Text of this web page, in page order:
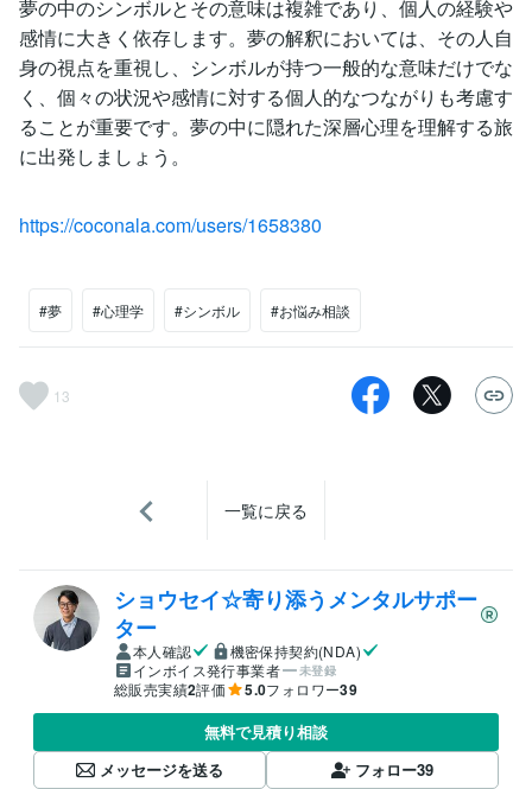
夢の中のシンボルとその意味は複雑であり、個人の経験や
感情に大きく依存します。夢の解釈においては、その人自
身の視点を重視し、シンボルが持つ一般的な意味だけでな
く、個々の状況や感情に対する個人的なつながりも考慮す
ることが重要です。夢の中に隠れた深層心理を理解する旅
に出発しましょう。
https://coconala.com/users/1658380
#夢 #心理学 #シンボル #お悩み相談
13
一覧に戻る
ショウセイ☆寄り添うメンタルサポー
ター
本人確認
機密保持契約(NDA)
インボイス発行事業者
未登録
総販売実績2評価 5.0フォロワー39
無料で見積り相談
メッセージを送る
フォロー39